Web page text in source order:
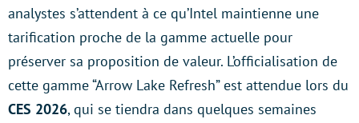
analystes s’attendent à ce qu’Intel maintienne une
tarification proche de la gamme actuelle pour
préserver sa proposition de valeur. L’officialisation de
cette gamme “Arrow Lake Refresh” est attendue lors du
CES 2026, qui se tiendra dans quelques semaines